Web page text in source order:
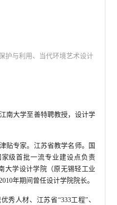
护与利用、当代环境艺术设计
南大学至善特聘教授，设计学
贴专家。江苏省教学名师。国
级首批一流专业建设点负责
大学设计学院（原无锡轻工业
年期间曾任设计学院院长。
秀人材、江苏省“333工程”、